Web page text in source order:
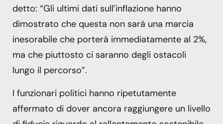
detto: “Gli ultimi dati sull’inflazione hanno
dimostrato che questa non sarà una marcia
inesorabile che porterà immediatamente al 2%,
ma che piuttosto ci saranno degli ostacoli
lungo il percorso”.
I funzionari politici hanno ripetutamente
affermato di dover ancora raggiungere un livello